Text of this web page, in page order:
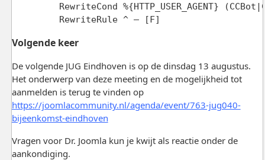
RewriteCond %{HTTP_USER_AGENT}
RewriteRule ^ – [F]
Volgende keer
De volgende JUG Eindhoven is op de dinsdag 13 augustus.
Het onderwerp van deze meeting en de mogelijkheid tot
aanmelden is terug te vinden op
https://joomlacommunity.nl/agenda/event/763-jug040-
bijeenkomst-eindhoven
Vragen voor Dr. Joomla kun je kwijt als reactie onder de
aankondiging.